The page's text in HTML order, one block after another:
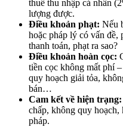
thuế thu nhập cá nhân
lượng được.
Điều khoản phạt: Nếu
hoặc pháp lý có vấn đề,
thanh toán, phạt ra sao?
Điều khoản hoàn cọc:
tiền cọc không mất phí
quy hoạch giải tỏa,
bán…
Cam kết về hiện trạng:
chấp, không quy
pháp.